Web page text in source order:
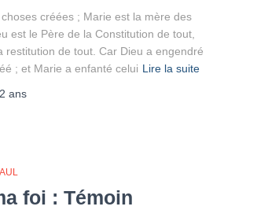
créées ; Marie est la mère des
est le Père de la Constitution de tout,
restitution de tout. Car Dieu a engendré
; et Marie a enfanté celui Lire la suite
2 ans
foi : Témoin